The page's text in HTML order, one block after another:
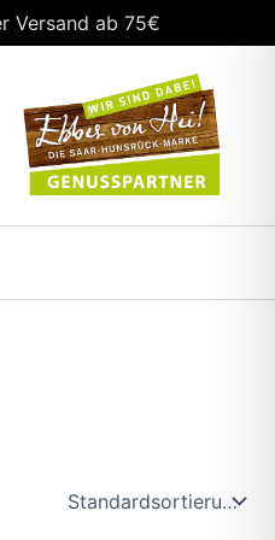
Versand ab 75€